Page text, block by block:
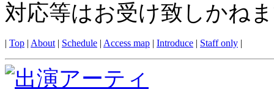
対応等はお受け致しかね
Top About| Schedule Access map Introduce Staff only